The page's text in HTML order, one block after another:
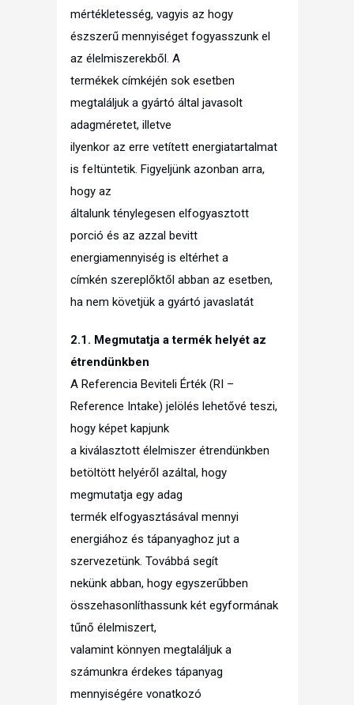
mértékletesség, vagyis az hogy
észszerű mennyiséget fogyasszunk el
az élelmiszerekből. A
termékek címkéjén sok esetben
megtaláljuk a gyártó által javasolt
adagméretet, illetve
ilyenkor az erre vetített energiatartalmat
is feItüntetik. Figyeljünk azonban arra,
hogy az
általunk ténylegesen elfogyasztott
porció és az azzal bevitt
energiamennyiség is eltérhet a
címkén szereplőktől abban az esetben,
ha nem követjük a gyártó javaslatát
2.1. Megmutatja a termék helyét az
étrendünkben
A Referencia Beviteli Érték (RI –
Reference Intake) jelölés lehetővé teszi,
hogy képet kapjunk
a kiválasztott élelmiszer étrendünkben
betöltött helyéről azáltal, hogy
megmutatja egy adag
termék elfogyasztásával mennyi
energiához és tápanyaghoz jut a
szervezetünk. Továbbá segít
nekünk abban, hogy egyszerűbben
összehasonlíthassunk két egyformának
tűnő élelmiszert,
valamint könnyen megtaláljuk a
számunkra érdekes tápanyag
mennyiségére vonatkozó